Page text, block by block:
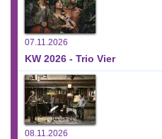
07.11.2026
KW 2026 - Trio Vier
08.11.2026